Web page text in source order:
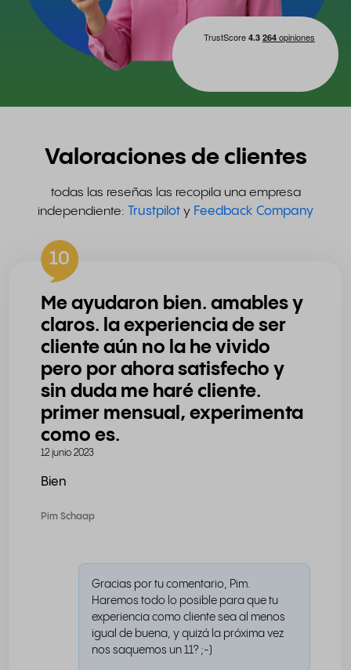
Valoraciones de clientes
todas las reseñas las recopila una empresa
independiente: Trustpilot y Feedback Company
10
Me ayudaron bien. amables y
claros. la experiencia de ser
cliente aún no la he vivido
pero por ahora satisfecho y
sin duda me haré cliente.
primer mensual, experimenta
como es.
12 junio 2023
Bien
Pim Schaap
Gracias por tu comentario, Pim.
Haremos todo lo posible para que tu
experiencia como cliente sea al menos
igual de buena, y quizá la próxima vez
nos saquemos un 11? ;-)